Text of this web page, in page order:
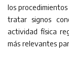
los
tratar signos
actividad física
más relevantes